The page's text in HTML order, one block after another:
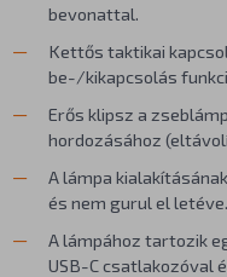
bevonattal.
Kettős taktikai
be-/kikapcsolás
Erős klipsz a
hordozásához
A lámpa
és nem gurul el letéve.
A lámpához tartozik
USB-C csatlakozóval